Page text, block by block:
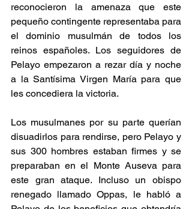
reconocieron la amenaza que este
pequeño contingente representaba para
el dominio musulmán de todos los
reinos españoles. Los seguidores de
Pelayo empezaron a rezar día y noche
a la Santísima Virgen María para que
les concediera la victoria.
Los musulmanes por su parte querían
disuadirlos para rendirse, pero Pelayo y
sus 300 hombres estaban firmes y se
preparaban en el Monte Auseva para
este gran ataque. Incluso un obispo
renegado llamado Oppas, le habló a